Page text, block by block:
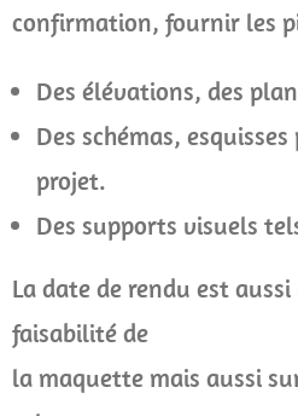
confirmation, fournir les
Des élévations, des
Des schémas,
projet.
Des supports visuels
La date de rendu est
faisabilité de
la maquette mais aussi